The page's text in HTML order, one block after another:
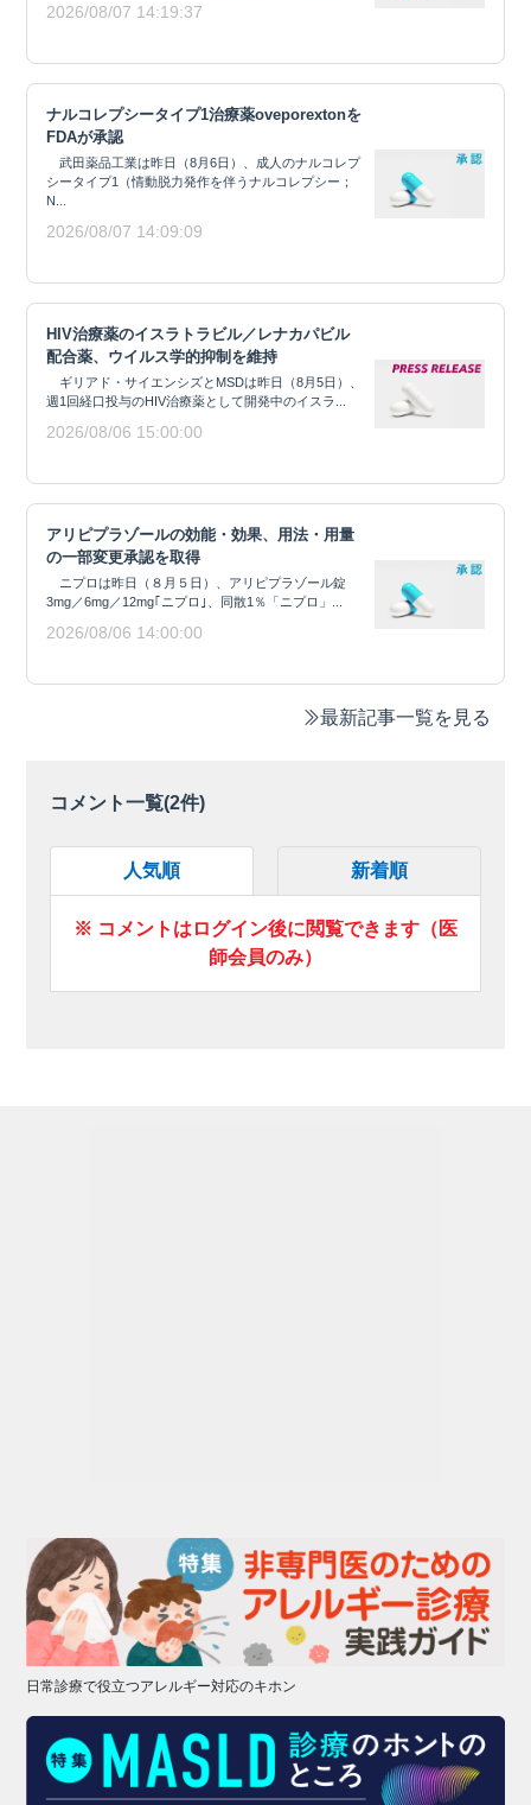
2026/08/07 14:19:37
ナルコレプシータイプ1治療薬oveporextonを
FDAが承認
武田薬品工業は昨日（8月6日）、成人のナルコレプ
シータイプ1（情動脱力発作を伴うナルコレプシー；
N...
2026/08/07 14:09:09
HIV治療薬のイスラトラビル／レナカパビル
配合薬、ウイルス学的抑制を維持
ギリアド・サイエンシズとMSDは昨日（8月5日）、
週1回経口投与のHIV治療薬として開発中のイスラ...
2026/08/06 15:00:00
アリピプラゾールの効能・効果、用法・用量
の一部変更承認を取得
ニプロは昨日（８月５日）、アリピプラゾール錠
3mg／6mg／12mg｢ニプロ｣、同散1％「ニプロ」...
2026/08/06 14:00:00
最新記事一覧を見る
コメント一覧(2件)
人気順 新着順
※ コメントはログイン後に閲覧できます（医
師会員のみ）
日常診療で役立つアレルギー対応のキホン